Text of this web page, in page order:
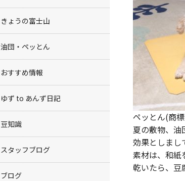
ペッとん(商
夏の敷物、油
効果としまし
素材は、和紙
乾いたら、豆
きょうの富士山
油団・ペッとん
おすすめ情報
ゆず to あんず日記
豆知識
スタッフブログ
ブログ